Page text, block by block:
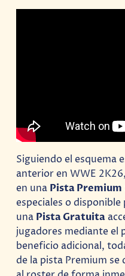
Siguiendo el esquema
anterior en WWE
en una Pista Premium
especiales o
una Pista Gratuita
jugadores mediante el
beneficio adicional,
de la pista Premium